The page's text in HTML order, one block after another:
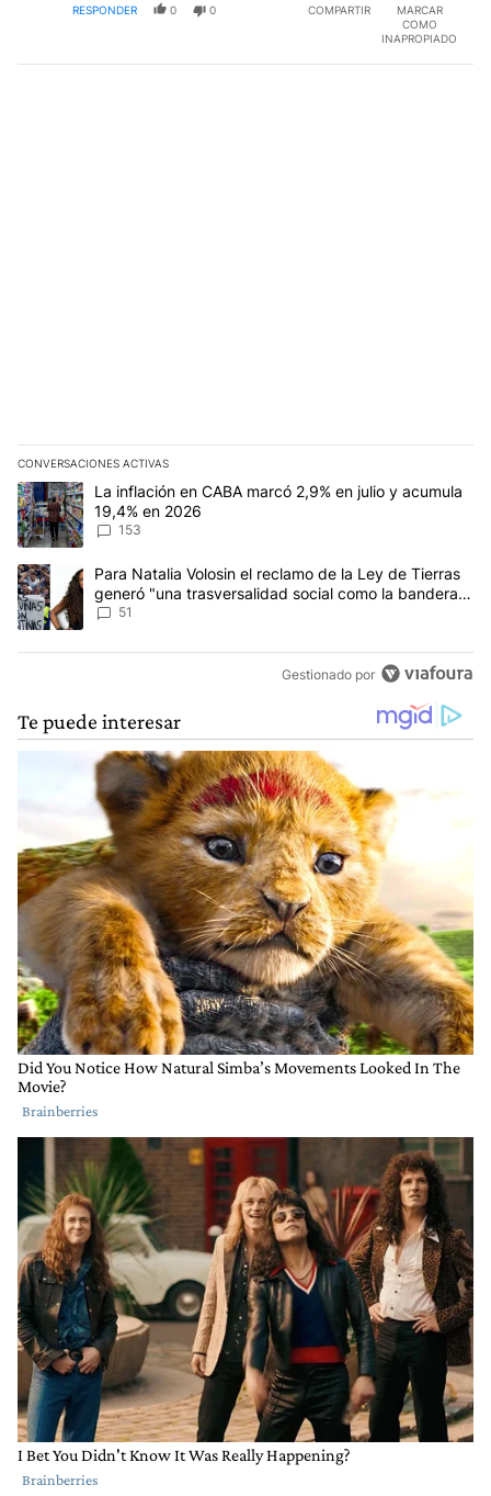
RESPONDER 0 0 COMPARTIR
MARCAR
COMO
INAPROPIADO
CONVERSACIONES ACTIVAS
Este listado muestra los artículos con más comentarios en los
Un artículo de tendencia con el título "La inflación en CABA
La inflación en CABA marcó 2,9% en julio y acumula
19,4% en 2026
153
Un artículo de tendencia con el título "Para Natalia Volosin el
Para Natalia Volosin el reclamo de la Ley de Tierras
generó "una trasversalidad social como la bandera
de Malvinas"
51
Gestionado por